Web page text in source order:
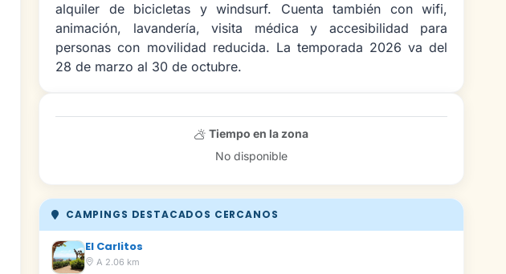
alquiler de bicicletas y windsurf. Cuenta también con wifi,
animación, lavandería, visita médica y accesibilidad para
personas con movilidad reducida. La temporada 2026 va del
28 de marzo al 30 de octubre.
Tiempo en la zona
No disponible
CAMPINGS DESTACADOS CERCANOS
El Carlitos
A 2.06 km